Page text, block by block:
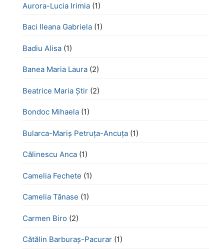
Aurora-Lucia Irimia (1)
Baci Ileana Gabriela (1)
Badiu Alisa (1)
Banea Maria Laura (2)
Beatrice Maria Știr (2)
Bondoc Mihaela (1)
Bularca-Mariș Petruța-Ancuța (1)
Călinescu Anca (1)
Camelia Fechete (1)
Camelia Tănase (1)
Carmen Biro (2)
Cătălin Barburaș-Pacurar (1)